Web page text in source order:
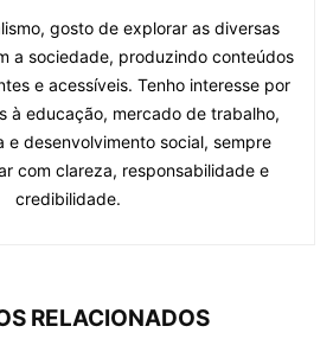
gosto de explorar as diversas
a sociedade, produzindo conteúdos
e acessíveis. Tenho interesse por
à educação, mercado de trabalho,
e desenvolvimento social, sempre
com clareza, responsabilidade e
credibilidade.
RELACIONADOS